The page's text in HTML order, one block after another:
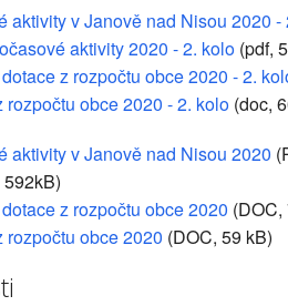
aktivity v Janově nad Nisou 2020 -
aktivity 2020 - 2. kolo(pdf,
z rozpočtu obce 2020 - 2.
obce 2020 - 2. kolo(doc,
aktivity v Janově nad Nisou 2020
z rozpočtu obce 2020 (DOC,
obce 2020 (DOC, 59 kB)